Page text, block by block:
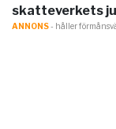
skatteverkets
ANNONS- håller